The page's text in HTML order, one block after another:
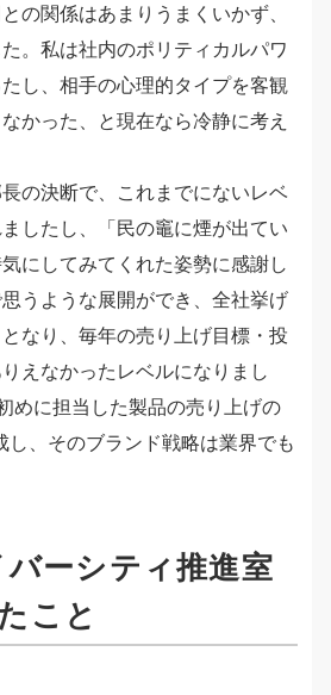
の関係はあまりうまくいかず、
。私は社内のポリティカルパワ
し、相手の心理的タイプを客観
かった、と現在なら冷静に考え
の決断で、これまでにないレベ
したし、「民の竈に煙が出てい
にしてみてくれた姿勢に感謝し
うような展開ができ、全社挙げ
なり、毎年の売り上げ目標・投
えなかったレベルになりまし
めに担当した製品の売り上げの
し、そのブランド戦略は業界でも
ーシティ推進室
こと